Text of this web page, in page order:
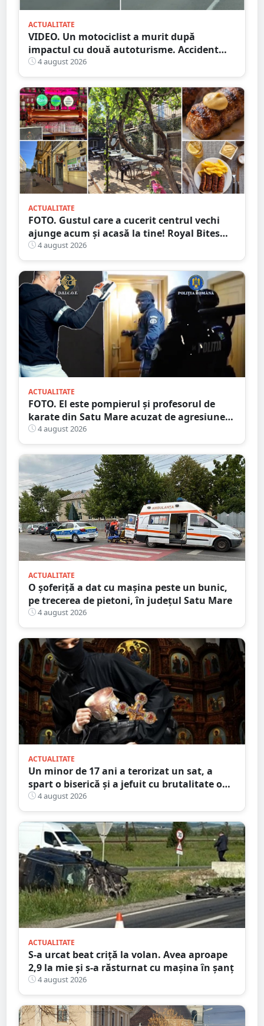
ACTUALITATE
VIDEO. Un motociclist a murit după
impactul cu două autoturisme. Accident
cumplit în județul vecin
4 august 2026
ACTUALITATE
FOTO. Gustul care a cucerit centrul vechi
ajunge acum și acasă la tine! Royal Bites
(fosta Zahana) livrează la domiciliu
4 august 2026
ACTUALITATE
FOTO. El este pompierul și profesorul de
karate din Satu Mare acuzat de agresiune
intimă asupra unui minor
4 august 2026
ACTUALITATE
O șoferiță a dat cu mașina peste un bunic,
pe trecerea de pietoni, în județul Satu Mare
4 august 2026
ACTUALITATE
Un minor de 17 ani a terorizat un sat, a
spart o biserică și a jefuit cu brutalitate o
bătrână de 80 de ani
4 august 2026
ACTUALITATE
S-a urcat beat criță la volan. Avea aproape
2,9 la mie și s-a răsturnat cu mașina în șanț
4 august 2026